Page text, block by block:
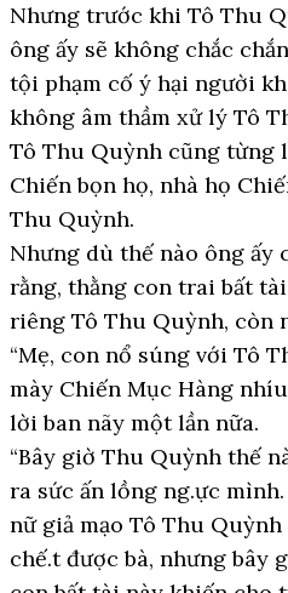
Nhưng trước khi Tô Thu
ông ấy sẽ không chắc
tội phạm cố ý hại người
không âm thầm xử lý Tô
Tô Thu Quỳnh cũng từng
Chiến bọn họ, nhà họ
Thu Quỳnh.
Nhưng dù thế nào ông ấy
rằng, thằng con trai bất
riêng Tô Thu Quỳnh, còn
“Mẹ, con nổ súng với Tô
mày Chiến Mục Hàng
lời ban nãy một lần nữa.
“Bây giờ Thu Quỳnh thế
ra sức ấn lồng ng.ực
nữ giả mạo Tô Thu
chế.t được bà, nhưng bây